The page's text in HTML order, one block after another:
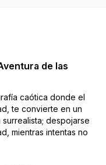
reflexionar sobre los
indicado. ¡Desde
Podcast de Fabo
de las
caótica donde el
te convierte en un
despojarse
mientras intentas no